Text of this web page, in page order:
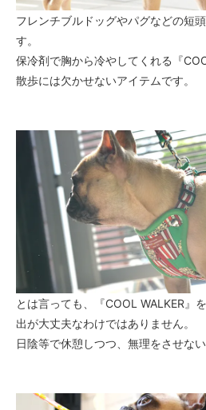
フレンチブルドッグやパグなどの短
す。
保冷剤で胸から冷やしてくれる『
散歩には欠かせないアイテムです。
とは言っても、『COOL WALKER』
出が大丈夫なわけではありません。
日陰等で休憩しつつ、無理をさせな